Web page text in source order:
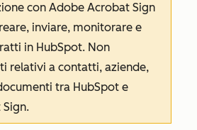
con Adobe Acrobat Sign
inviare, monitorare e
in HubSpot. Non
relativi a contatti, aziende,
tra HubSpot e